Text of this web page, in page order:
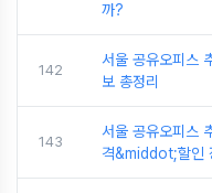
까?
142
서울 공유오피스
보 총정리
143
서울 공유오피스
격&middot;할인